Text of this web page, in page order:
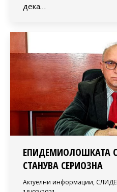
дека…
ЕПИДЕМИОЛОШКАТА
СТАНУВА СЕРИОЗНА
Актуелни информации,